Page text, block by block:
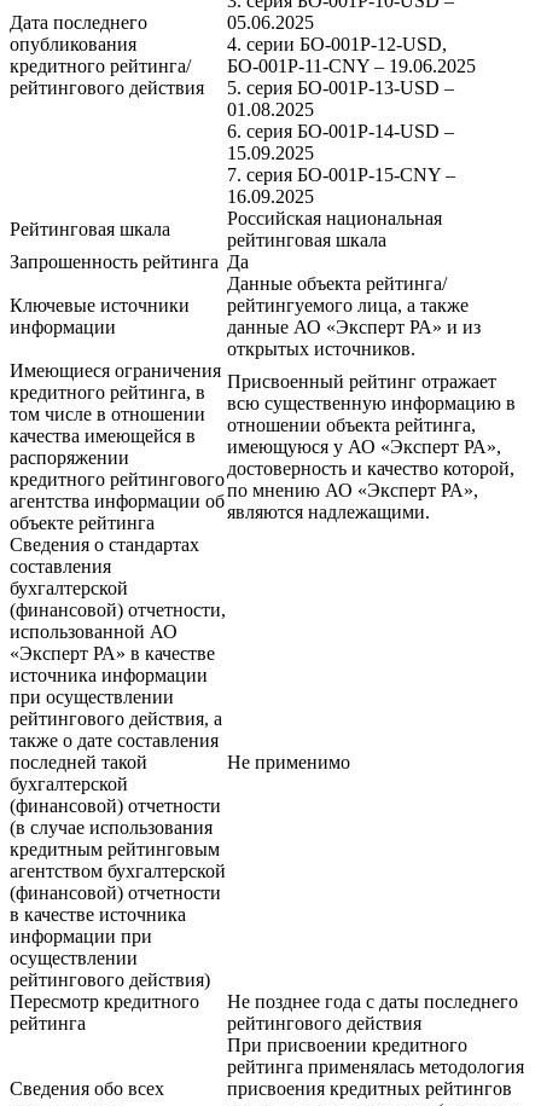
Дата последнего
опубликования
кредитного рейтинга/
рейтингового действия
05.06.2025
4. серии БО-001P-12-USD,
БО-001Р-11-CNY – 19.06.2025
5. серия БО-001P-13-USD –
01.08.2025
6. серия БО-001Р-14-USD –
15.09.2025
7. серия БО-001Р-15-CNY –
16.09.2025
Рейтинговая шкала
Российская национальная
рейтинговая шкала
Запрошенность рейтинга Да
Ключевые источники
информации
Данные объекта рейтинга/
рейтингуемого лица, а также
данные АО «Эксперт РА» и из
открытых источников.
Имеющиеся ограничения
кредитного рейтинга, в
том числе в отношении
качества имеющейся в
распоряжении
кредитного рейтингового
агентства информации об
объекте рейтинга
Присвоенный рейтинг отражает
всю существенную информацию в
отношении объекта рейтинга,
имеющуюся у АО «Эксперт РА»,
достоверность и качество которой,
по мнению АО «Эксперт РА»,
являются надлежащими.
Сведения о стандартах
составления
бухгалтерской
(финансовой) отчетности,
использованной АО
«Эксперт РА» в качестве
источника информации
при осуществлении
рейтингового действия, а
также о дате составления
последней такой
бухгалтерской
(финансовой) отчетности
(в случае использования
кредитным рейтинговым
агентством бухгалтерской
(финансовой) отчетности
в качестве источника
информации при
осуществлении
рейтингового действия)
Не применимо
Пересмотр кредитного
рейтинга
Не позднее года с даты последнего
рейтингового действия
Сведения обо всех
При присвоении кредитного
рейтинга применялась методология
присвоения кредитных рейтингов